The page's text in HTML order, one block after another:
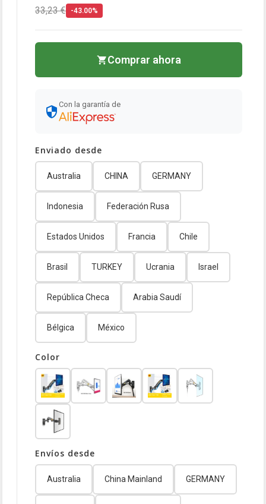
33,23 € -43.00%
Comprar ahora
Con la garantía de
Enviado desde
Australia CHINA GERMANY
Indonesia Federación Rusa
Estados Unidos Francia Chile
Brasil TURKEY Ucrania Israel
República Checa Arabia Saudí
Bélgica México
Color
Envíos desde
Australia China Mainland GERMANY